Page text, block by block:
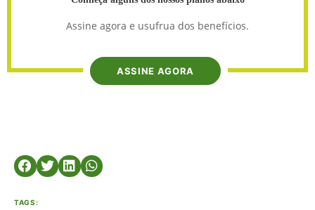
Assine agora e usufrua dos benefícios.
ASSINE AGORA
TAGS: